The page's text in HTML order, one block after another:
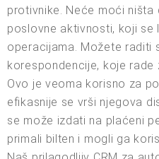
protivnike. Neće moći
poslovne aktivnosti, koji se
operacijama. Možete raditi
korespondencije, koje rade
Ovo je veoma korisno za
efikasnije se vrši njegova
se može izdati na plaćeni
primali bilten i mogli ga